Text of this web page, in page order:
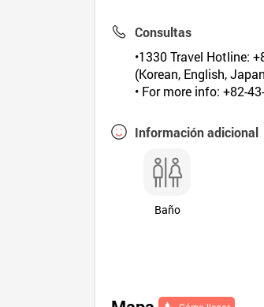
Consultas
•1330 Travel Hotline:
(Korean, English,
• For more info: +82-
Información adicional
Baño